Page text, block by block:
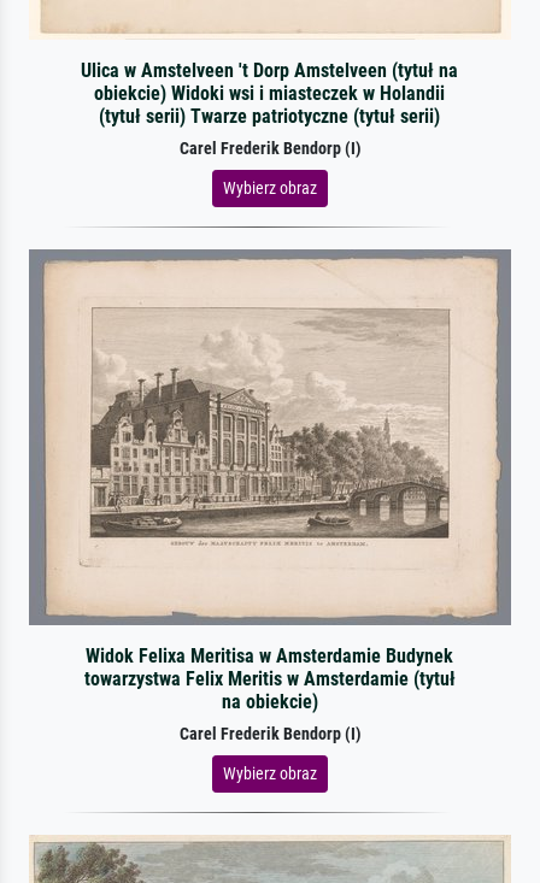
Ulica w Amstelveen 't Dorp Amstelveen (tytuł na
obiekcie) Widoki wsi i miasteczek w Holandii
(tytuł serii) Twarze patriotyczne (tytuł serii)
Carel Frederik Bendorp (I)
Wybierz obraz
Widok Felixa Meritisa w Amsterdamie Budynek
towarzystwa Felix Meritis w Amsterdamie (tytuł
na obiekcie)
Carel Frederik Bendorp (I)
Wybierz obraz